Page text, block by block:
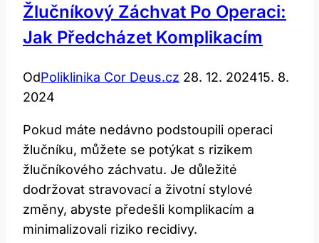
Žlučníkový Záchvat Po Operaci:
Jak Předcházet Komplikacím
OdPoliklinika Cor Deus.cz 28. 12. 202415. 8.
2024
Pokud máte nedávno podstoupili operaci
žlučníku, můžete se potýkat s rizikem
žlučníkového záchvatu. Je důležité
dodržovat stravovací a životní stylové
změny, abyste předešli komplikacím a
minimalizovali riziko recidivy.